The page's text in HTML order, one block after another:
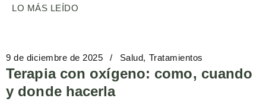
LO MÁS LEÍDO
9 de diciembre de 2025 Salud Tratamientos
Terapia con oxígeno: como, cuando
y donde hacerla